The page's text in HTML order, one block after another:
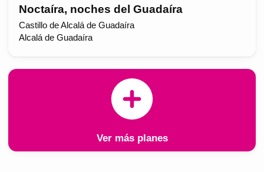
Noctaíra, noches del Guadaíra
Castillo de Alcalá de Guadaíra
Alcalá de Guadaíra
Ver más planes